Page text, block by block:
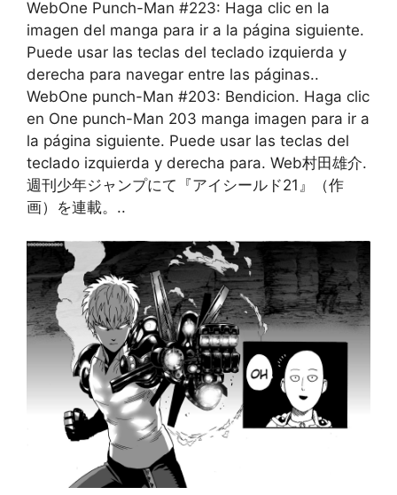
WebOne Punch-Man #223: Haga clic en la
imagen del manga para ir a la página siguiente.
Puede usar las teclas del teclado izquierda y
derecha para navegar entre las páginas..
WebOne punch-Man #203: Bendicion. Haga clic
en One punch-Man 203 manga imagen para ir a
la página siguiente. Puede usar las teclas del
teclado izquierda y derecha para. Web村田雄介.
週刊少年ジャンプにて『アイシールド21』（作
画）を連載。..